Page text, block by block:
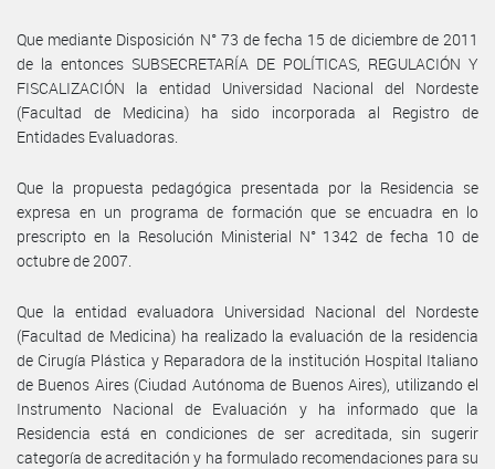
Que mediante Disposición N° 73 de fecha 15 de diciembre de 2011
de la entonces SUBSECRETARÍA DE POLÍTICAS, REGULACIÓN Y
FISCALIZACIÓN la entidad Universidad Nacional del Nordeste
(Facultad de Medicina) ha sido incorporada al Registro de
Entidades Evaluadoras.
Que la propuesta pedagógica presentada por la Residencia se
expresa en un programa de formación que se encuadra en lo
prescripto en la Resolución Ministerial N° 1342 de fecha 10 de
octubre de 2007.
Que la entidad evaluadora Universidad Nacional del Nordeste
(Facultad de Medicina) ha realizado la evaluación de la residencia
de Cirugía Plástica y Reparadora de la institución Hospital Italiano
de Buenos Aires (Ciudad Autónoma de Buenos Aires), utilizando el
Instrumento Nacional de Evaluación y ha informado que la
Residencia está en condiciones de ser acreditada, sin sugerir
categoría de acreditación y ha formulado recomendaciones para su